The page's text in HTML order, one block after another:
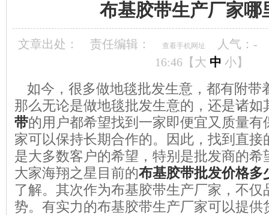
布基胶带生产厂家哪
文章出处： 责任编辑： 查看手机网址 人气： -
16:46【 大 中 小】
如今，很多做地毯批发生意，都有附带
那么无论是做地毯批发生意的，还是诸如
带的用户都希望找到一家即便宜又质量
家可以保持长期合作的。因此，找到直
是大多数客户的希望，特别是批发商的
大家海翔之星目前的布基胶带批发价格多
了解。其次作为布基胶带生产厂家，不
势。有实力的布基胶带生产厂家可以提供